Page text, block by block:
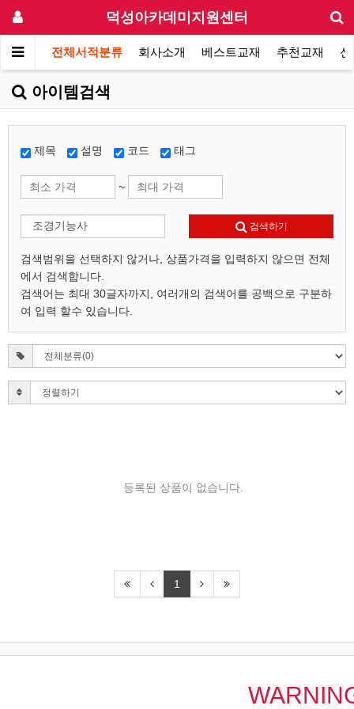
덕성아카데미지원센터
전체서적분류 회사소개 베스트교재 추천교재
아이템검색
제목 설명 코드 태그
~
검색하기
검색범위을 선택하지 않거나, 상품가격을 입력하지 않으면 전체
에서 검색합니다.
검색어는 최대 30글자까지, 여러개의 검색어를 공백으로 구분하
여 입력 할수 있습니다.
등록된 상품이 없습니다.
1